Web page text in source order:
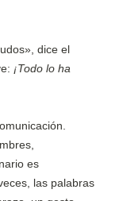
dice el
¡Todo lo ha
es
las palabras